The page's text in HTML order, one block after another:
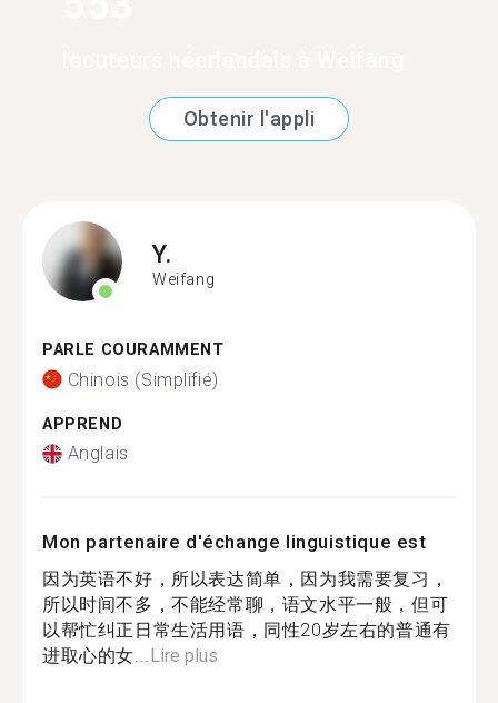
Obtenir l'appli
Y.
Weifang
PARLE COURAMMENT
Chinois (Simplifié)
APPREND
Anglais
Mon partenaire d'échange linguistique est
因为英语不好，所以表达简单，因为我需要复习，
所以时间不多，不能经常聊，语文水平一般，但可
以帮忙纠正日常生活用语，同性20岁左右的普通有
进取心的女...Lire plus